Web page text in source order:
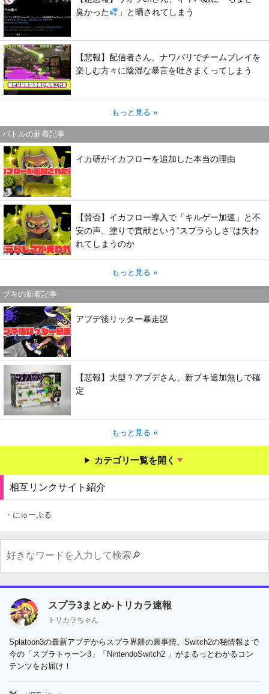
臭かった
」と晒されてしまう
【悲報】配信者さん、ナワバリでチームプレイを
楽しむ方々に陰湿な暴言を吐きまくってしまう
もっと見る »
バトルの新着記事
イカ研がイカフローを追加した本当の理由
【賛否】イカフロー導入で「キルゲー加速」と不
安の声、塗りで貢献という”スプラらしさ”は失わ
れてしまうのか
もっと見る »
ブキの新着記事
アプデ後リッター暴走説
【悲報】大型？アプデさん、新ブキ追加無しで確
定
もっと見る »
カテゴリ一覧を開く
相互リンクサイト紹介
・にゅーぷる
スプラ3まとめ-トリカラ速報
トリカラちゃん
Splatoon3の最新アプデからスプラ界隈の裏事情、Switch2の秘情報まで
今の「スプラトゥーン3」「NintendoSwitch2 」がまるっとわかるコン
テンツをお届け！